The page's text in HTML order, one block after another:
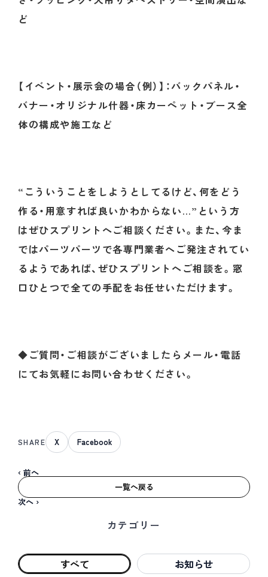
カテゴリー
すべて
お知らせ
ど
【イベント・展示会の場合（例）】：バックパネル・
バナー・オリジナル什器・床カーペット・ブース全
体の構成や施工など
“こういうことをしようとしてるけど、何をどう
作る・用意すれば良いかわからない…”という方
はぜひスプリントへご相談ください。また、今ま
ではパーツパーツで各専門業者へご発注されてい
るようであれば、ぜひスプリントへご相談を。窓
口ひとつで全ての手配をお任せいただけます。
◆ご質問・ご相談がございましたらメール・電話
にてお気軽にお問い合わせください。
SHARE X Facebook
‹ 前へ
一覧へ戻る
次へ ›
ホーム
私たちの強み
実績紹介
お知らせ